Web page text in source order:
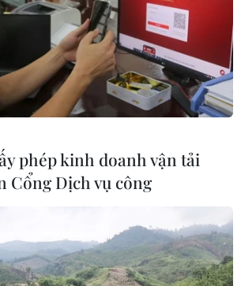
phép kinh doanh vận tải
Cổng Dịch vụ công